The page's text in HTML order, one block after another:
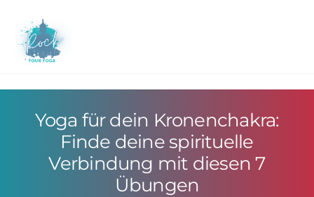
content
Yoga für dein Kronenchakra:
Finde deine spirituelle
Verbindung mit diesen 7
Übungen